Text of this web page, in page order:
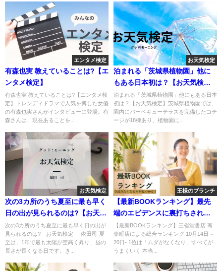
エンタメ検定
有森也実 教えていることは?【エ
ンタメ検定】
有森也実 教えていることは?【エンタメ検
定】トレンディドラマで人気を博した女優
の有森也実さんがインタビューに登場。有
森さんは、現在あることを...
お天気検定
泊まれる「茨城県植物園」他に
もある日本初は？【お天気検
定】
泊まれる「茨城県植物園」他にもある日本
初は？【お天気検定】茨城県植物園では、
園内にバーベキューテラスを完備したコテ
ージが18棟あり、植物園に...
お天気検定
次の3カ所のうち夏至に最も早く
日の出が見られるのは?【お天気
検定】
次の3カ所のうち夏至に最も早く日の出が
見られるのは? お天気検定 -依田司-夏
至は、1年で最も太陽が空高く昇り、昼の
長さが長くなる日です。き...
王様のブランチ
【最新BOOKランキング】最先
端のエビデンスに裏打ちされた
時間術が学べる一冊
【最新BOOKランキング】三省堂書店 有
楽町店による総合ランキング 10月14日～
20日- 1位は「ムダがなくなり、すべてが
うまくいく 本当...